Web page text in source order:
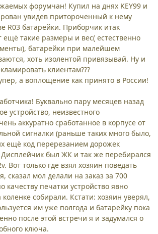
форумчан! Купил на днях KEY99 и
увидев притороченный к нему
R03 батарейки. Приборчик итак
ещё такие размеры и вес( естественно
батарейки при малейшем
хоть изолентой привязывай. Ну и
клиентам???
а воплощение как принято в России!
Буквально пару месяцев назад
устройство, неизвестного
аккуратно сработанное в корпусе от
сигналки (раньше таких много было,
ещё код перерезанием дорожек
Дисплейчик был ЖК и так же перебирался
Вот только где взял хозяин поведать
сказал мол делали на заказ за 700
качеству печатки устройство явно
собирали. Кстати: хозяин уверял,
им уже полгода и батарейку пока
после этой встречи я и задумался о
ключа.